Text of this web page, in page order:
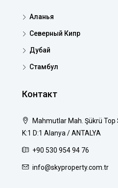
Аланья
Северный Кипр
Дубай
Стамбул
Контакт
Mahmutlar Mah. Şükrü Top
K:1 D:1 Alanya / ANTALYA
+90 530 954 94 76
info@skyproperty.com.tr